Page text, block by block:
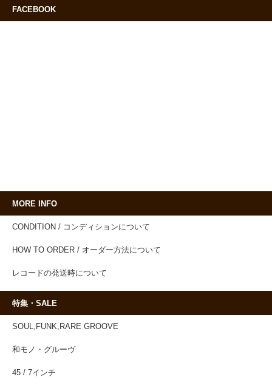
FACEBOOK
MORE INFO
CONDITION / コンディションについて
HOW TO ORDER / オーダー方法について
レコードの発送時について
特集・SALE
SOUL,FUNK,RARE GROOVE
和モノ・グルーヴ
45 / 7インチ